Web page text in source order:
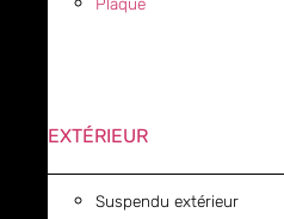
EXTÉRIEUR
Suspendu extérieur